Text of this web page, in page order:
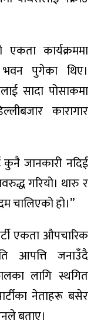
स्वास्थ्य संकट
छाला रोगबाट
एनेस्थेसियोलोजिस्ट
?
पोषण
पोषण
विनियोजन
कार्यक्रममा
भवन पुगेका थिए।
सादा पोसाकमा
कारागार
कुनै जानकारी नदिई
गरियो। थारु र
चालिएको हो।”
एकता औपचारिक
आपत्ति जनाउँदै
लागि स्थगित
नेताहरू बसेर
बताए।